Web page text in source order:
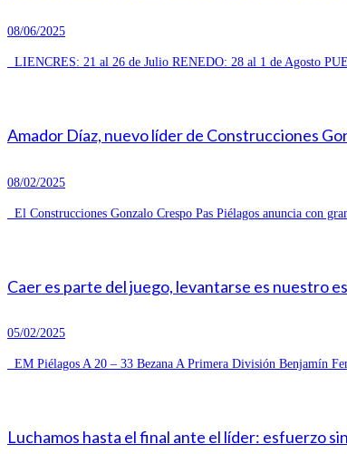
08/06/2025
LIENCRES: 21 al 26 de Julio RENEDO: 28 al 1 de Agosto
Amador Díaz, nuevo líder de Construcciones
08/02/2025
El Construcciones Gonzalo Crespo Pas Piélagos anuncia con
Caer es parte del juego, levantarse es nuestro
05/02/2025
EM Piélagos A 20 – 33 Bezana A Primera División Benjamín
Luchamos hasta el final ante el líder: esfuerzo